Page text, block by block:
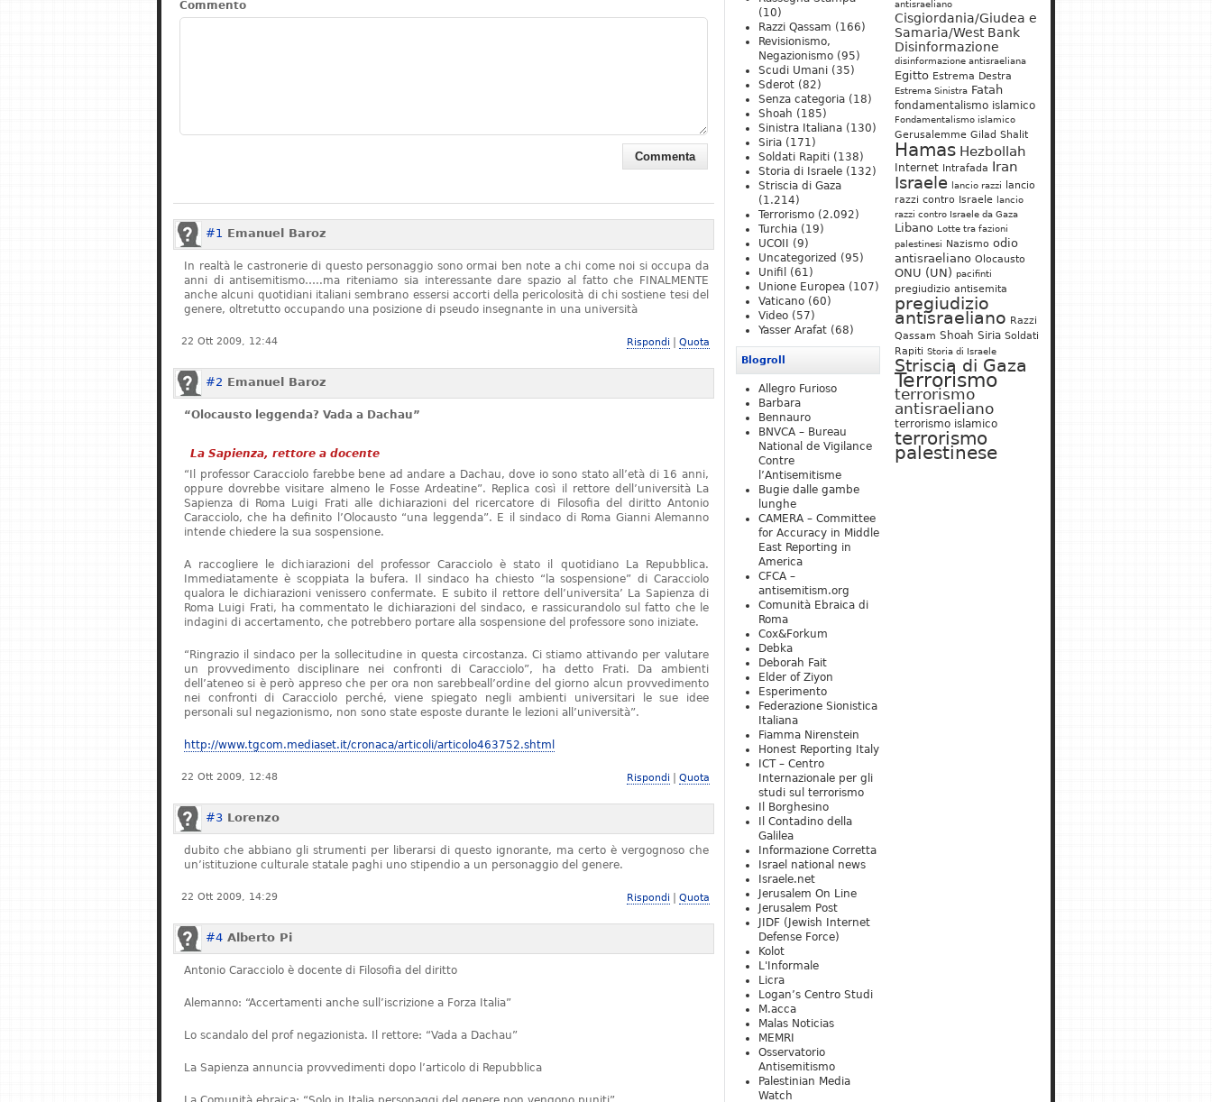
Commento
#1 Emanuel Baroz
In realtà le castronerie di questo personaggio sono ormai ben note a chi come noi si occupa da
anni di antisemitismo…..ma riteniamo sia interessante dare spazio al fatto che FINALMENTE
anche alcuni quotidiani italiani sembrano essersi accorti della pericolosità di chi sostiene tesi del
genere, oltretutto occupando una posizione di pseudo insegnante in una università
22 Ott 2009, 12:44 Rispondi Quota
#2 Emanuel Baroz
“Olocausto leggenda? Vada a Dachau”
La Sapienza, rettore a docente
“Il professor Caracciolo farebbe bene ad andare a Dachau, dove io sono stato all’età di 16 anni,
oppure dovrebbe visitare almeno le Fosse Ardeatine”. Replica così il rettore dell’università La
Sapienza di Roma Luigi Frati alle dichiarazioni del ricercatore di Filosofia del diritto Antonio
Caracciolo, che ha definito l’Olocausto “una leggenda”. E il sindaco di Roma Gianni Alemanno
intende chiedere la sua sospensione.
A raccogliere le dichiarazioni del professor Caracciolo è stato il quotidiano La Repubblica.
Immediatamente è scoppiata la bufera. Il sindaco ha chiesto “la sospensione” di Caracciolo
qualora le dichiarazioni venissero confermate. E subito il rettore dell’universita’ La Sapienza di
Roma Luigi Frati, ha commentato le dichiarazioni del sindaco, e rassicurandolo sul fatto che le
indagini di accertamento, che potrebbero portare alla sospensione del professore sono iniziate.
“Ringrazio il sindaco per la sollecitudine in questa circostanza. Ci stiamo attivando per valutare
un provvedimento disciplinare nei confronti di Caracciolo”, ha detto Frati. Da ambienti
dell’ateneo si è però appreso che per ora non sarebbeall’ordine del giorno alcun provvedimento
nei confronti di Caracciolo perché, viene spiegato negli ambienti universitari le sue idee
personali sul negazionismo, non sono state esposte durante le lezioni all’università”.
http://www.tgcom.mediaset.it/cronaca/articoli/articolo463752.shtml
22 Ott 2009, 12:48 Rispondi Quota
#3 Lorenzo
dubito che abbiano gli strumenti per liberarsi di questo ignorante, ma certo è vergognoso che
un’istituzione culturale statale paghi uno stipendio a un personaggio del genere.
22 Ott 2009, 14:29 Rispondi Quota
#4 Alberto Pi
Antonio Caracciolo è docente di Filosofia del diritto
Alemanno: “Accertamenti anche sull’iscrizione a Forza Italia”
Lo scandalo del prof negazionista. Il rettore: “Vada a Dachau”
La Sapienza annuncia provvedimenti dopo l’articolo di Repubblica
antisraeliano
Cisgiordania/Giudea e
Samaria/West Bank
Disinformazione
disinformazione antisraeliana
Egitto Estrema Destra
Estrema Sinistra Fatah
fondamentalismo islamico
Fondamentalismo islamico
Gerusalemme Gilad Shalit
Hamas Hezbollah
Internet Intrafada Iran
Israele lancio razzi
lancio
razzi contro Israele lancio
razzi contro Israele da Gaza
Libano Lotte tra fazioni
palestinesi Nazismo odio
antisraeliano Olocausto
ONU (UN) pacifinti
pregiudizio antisemita
pregiudizio
antisraeliano Razzi
Qassam Shoah Siria Soldati
Rapiti Storia di Israele
Striscia di Gaza
Terrorismo
terrorismo
antisraeliano
terrorismo islamico
terrorismo
palestinese
(10)
Razzi Qassam (166)
Revisionismo,
Negazionismo (95)
Scudi Umani (35)
Sderot (82)
Senza categoria (18)
Shoah (185)
Sinistra Italiana (130)
Siria (171)
Soldati Rapiti (138)
Storia di Israele (132)
Striscia di Gaza
(1.214)
Terrorismo (2.092)
Turchia (19)
UCOII
(9)
Uncategorized (95)
Unifil
(61)
Unione Europea (107)
Vaticano (60)
Video (57)
Yasser Arafat (68)
Blogroll
Allegro Furioso
Barbara
Bennauro
BNVCA – Bureau
National de Vigilance
Contre
l’Antisemitisme
Bugie dalle gambe
lunghe
CAMERA – Committee
for Accuracy in Middle
East Reporting in
America
CFCA –
antisemitism.org
Comunità Ebraica di
Roma
Cox&Forkum
Debka
Deborah Fait
Elder of Ziyon
Esperimento
Federazione Sionistica
Italiana
Fiamma Nirenstein
Honest Reporting Italy
ICT – Centro
Internazionale per gli
studi sul terrorismo
Il Borghesino
Il Contadino della
Galilea
Informazione Corretta
Israel national news
Israele.net
Jerusalem On Line
Jerusalem Post
JIDF (Jewish Internet
Defense Force)
Kolot
L'Informale
Licra
Logan’s Centro Studi
M.acca
Malas Noticias
MEMRI
Osservatorio
Antisemitismo
Palestinian Media
Watch